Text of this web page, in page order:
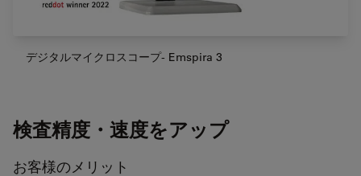
デジタルマイクロスコープ- Emspira 3
検査精度・速度をアップ
お客様のメリット